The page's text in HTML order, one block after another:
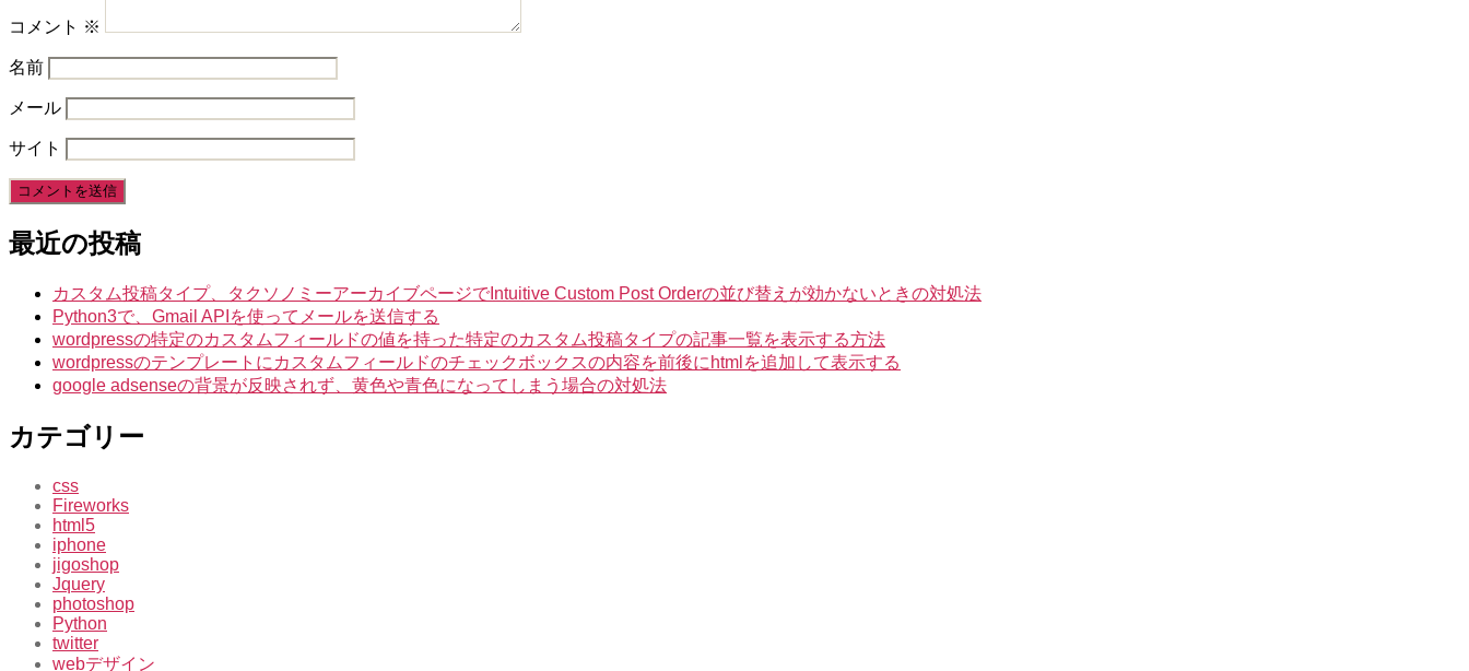
コメント ※
名前
メール
サイト
最近の投稿
カスタム投稿タイプ、タクソノミーアーカイブページでIntuitive Custom Post Orderの並び替えが効かないときの対処法
Python3で、Gmail APIを使ってメールを送信する
wordpressの特定のカスタムフィールドの値を持った特定のカスタム投稿タイプの記事一覧を表示する方法
wordpressのテンプレートにカスタムフィールドのチェックボックスの内容を前後にhtmlを追加して表示する
google adsenseの背景が反映されず、黄色や青色になってしまう場合の対処法
カテゴリー
css
Fireworks
html5
iphone
jigoshop
Jquery
photoshop
Python
twitter
webデザイン